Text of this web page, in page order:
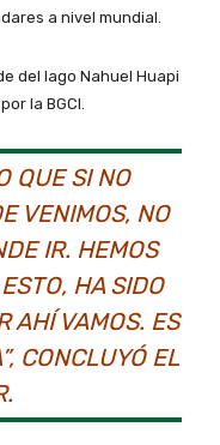
a nivel mundial.
del lago Nahuel Huapi
la BGCI.
QUE SI NO
VENIMOS, NO
IR. HEMOS
HA SIDO
AHÍ VAMOS. ES
CONCLUYÓ EL